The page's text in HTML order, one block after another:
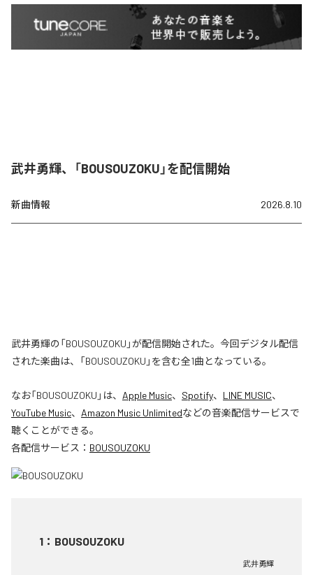
武井勇輝、「BOUSOUZOKU」を配信開始
新曲情報 2026.8.10
武井勇輝の「BOUSOUZOKU」が配信開始された。今回デジタル配信
された楽曲は、「BOUSOUZOKU」を含む全1曲となっている。
なお「BOUSOUZOKU 」は、 Apple Music、 Spotify、 LINE MUSIC、
YouTube Music、 Amazon Music Unlimitedなどの音楽配信サービスで
聴くことができる。
各配信サービス： BOUSOUZOKU
1 ： BOUSOUZOKU
武井勇輝